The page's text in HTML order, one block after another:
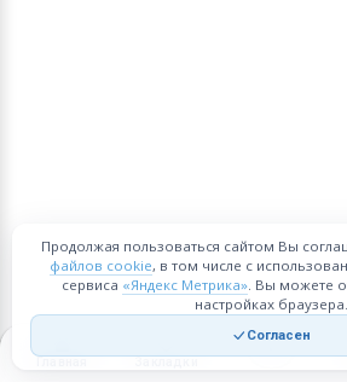
Главная Закладки
Продолжая пользоваться сайтом Вы
файлов cookie, в том числе с
сервиса «Яндекс Метрика». Вы можете
настройках браузера.
Согласен